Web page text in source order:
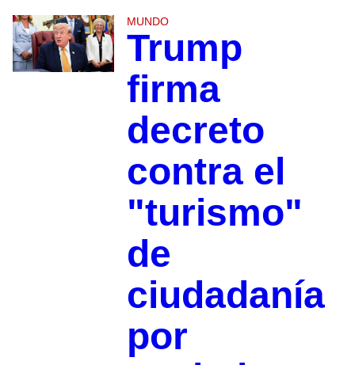
MUNDO
Trump
firma
decreto
contra el
"turismo"
de
ciudadanía
por